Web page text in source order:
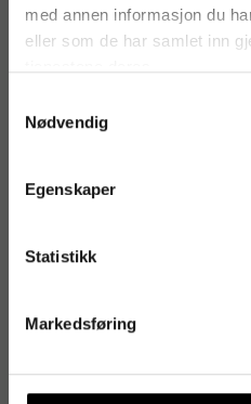
med annen informasjon du
eller som de har samlet inn
Nødvendig
Egenskaper
Statistikk
Markedsføring
Te TWININGS
1-2 dager
Te TWININGS